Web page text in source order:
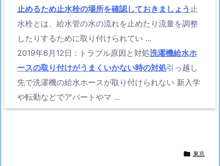
止めるため止水栓の場所を確認しておきましょう 止
水栓とは、給水管の水の流れを止めたり流量を調整
したりするために取り付けられてい ...
2019年6月12日 : トラブル原因と対処洗濯機給水ホ
ースの取り付けがうまくいかない時の対処引っ越し
先で洗濯機の給水ホースが取り付けられない 新入学
や転勤などでアパートやマ ...
 東京